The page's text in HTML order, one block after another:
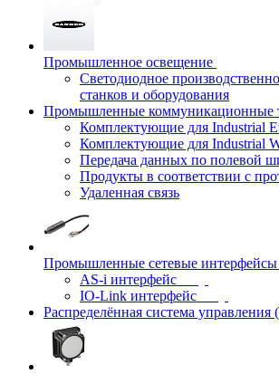
Промышленное освещение
Светодиодное
станков и оборудования
Промышленные коммуникационные
Комплектующие для Industrial
Комплектующие для Industrial
Передача данных по полевой
Продукты в соответствии с
Удаленная связь
Промышленные сетевые интерфейсы
AS-i интерфейс
IO-Link интерфейс
Распределённая система управления